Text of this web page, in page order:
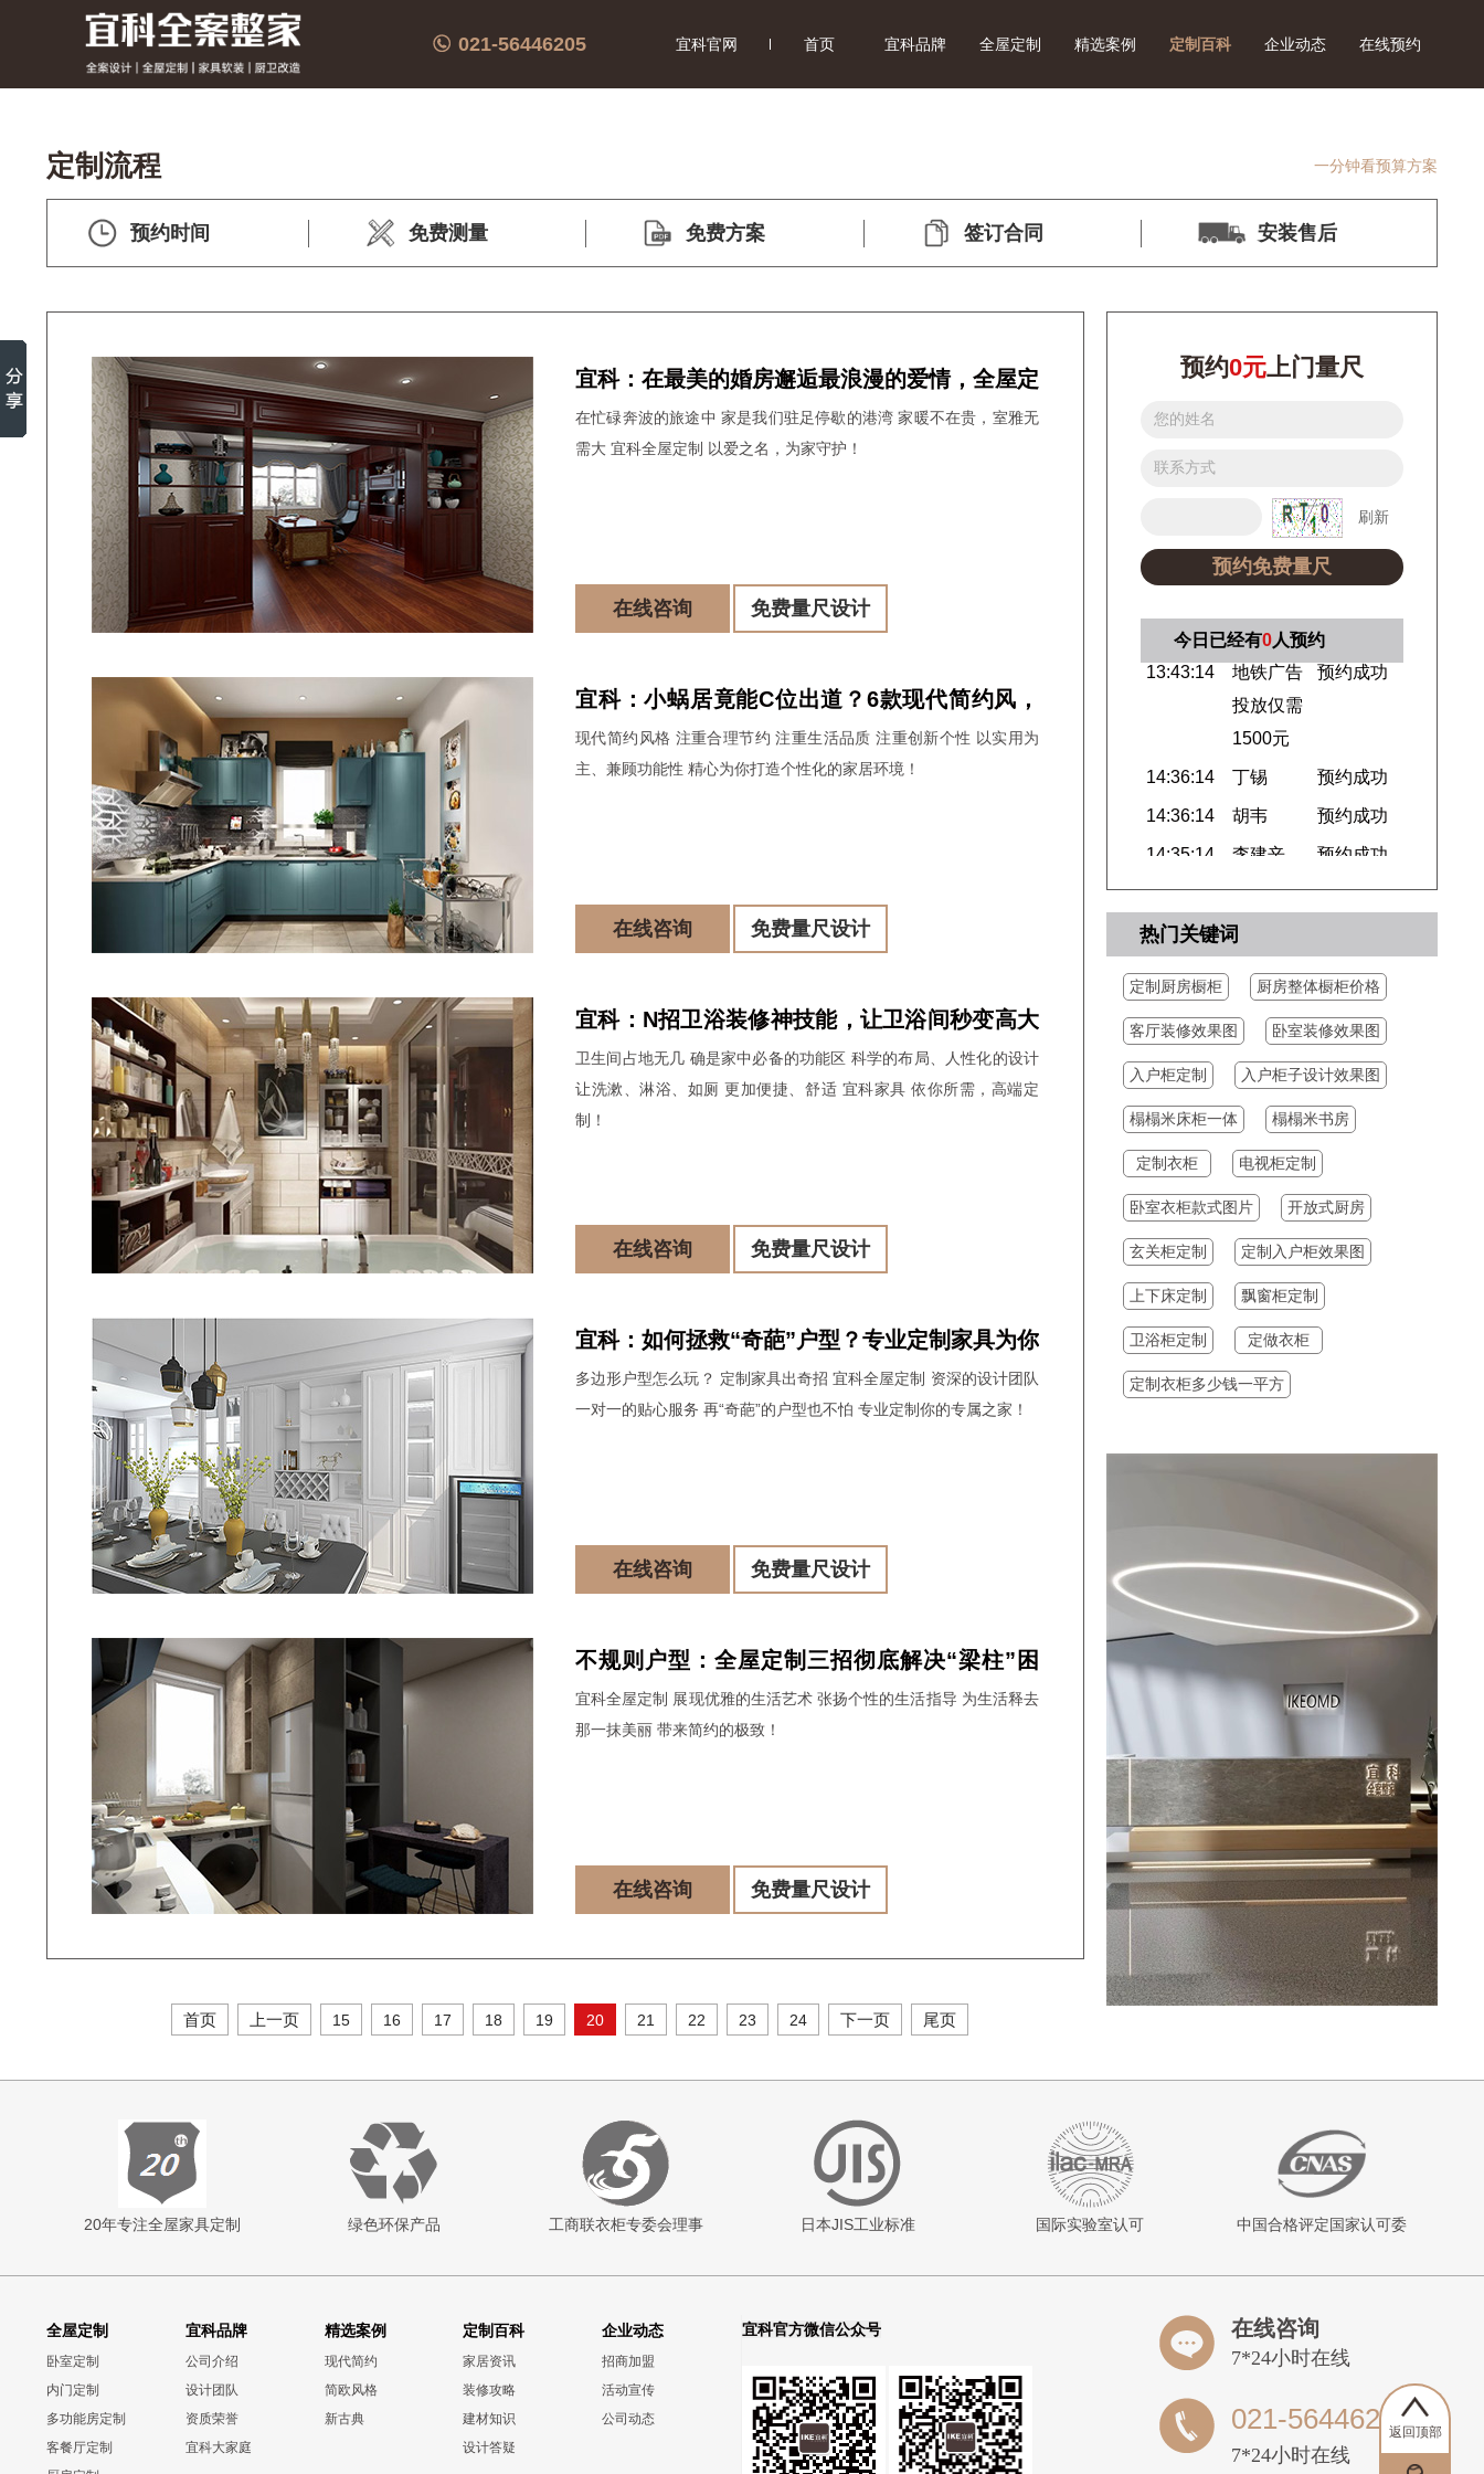
021-56446205 宜科官网 首页 宜科品牌 全屋定制 精选案例 定制百科 企业动态 在线预约
定制流程 一分钟看预算方案
预约时间 免费测量 免费方案 签订合同 安装售后
宜科：在最美的婚房邂逅最浪漫的爱情，全屋定
制让你把日子过成诗！
在忙碌奔波的旅途中 家是我们驻足停歇的港湾 家暖不在贵，室雅无
需大 宜科全屋定制 以爱之名，为家守护！
在线咨询 免费量尺设计
宜科：小蜗居竟能C位出道？6款现代简约风，
为你打造个性家居！
现代简约风格 注重合理节约 注重生活品质 注重创新个性 以实用为
主、兼顾功能性 精心为你打造个性化的家居环境！
在线咨询 免费量尺设计
宜科：N招卫浴装修神技能，让卫浴间秒变高大
上！
卫生间占地无几 确是家中必备的功能区 科学的布局、人性化的设计
让洗漱、淋浴、如厕 更加便捷、舒适 宜科家具 依你所需，高端定
制！
在线咨询 免费量尺设计
宜科：如何拯救“奇葩”户型？专业定制家具为你
打造个性方案！
多边形户型怎么玩？ 定制家具出奇招 宜科全屋定制 资深的设计团队
一对一的贴心服务 再“奇葩”的户型也不怕 专业定制你的专属之家！
在线咨询 免费量尺设计
不规则户型：全屋定制三招彻底解决“梁柱”困
扰！
宜科全屋定制 展现优雅的生活艺术 张扬个性的生活指导 为生活释去
那一抹美丽 带来简约的极致！
在线咨询 免费量尺设计
首页 上一页 15 16 17 18 19 20 21 22 23 24 下一页 尾页
预约0元上门量尺
刷新
预约免费量尺
今日已经有0人预约
13:43:14
地铁广告
投放仅需
1500元
预约成功
丁锡
14:36:14 胡韦 预约成功
14:35:14 李建辛 预约成功
14:32:19 郭涛 预约成功
15:04:12 先生 预约成功
15:03:12 杨
11:19:12 吕立新 预约成功
17:08:28 梁丙麟 预约成功
17:08:28 梁丙麟 预约成功
18:00:25 梁先生 预约成功
18:00:25 梁先生
17:59:25 梁丙麟 预约成功
17:59:25 梁丙麟 预约成功
17:53:23 候军 预约成功
17:47:23 王红 预约成功
17:45:23 梁丙麟
预约成功
预约成功
06:30:18 金忠完 预约成功
09:40:18
王女士 预约成功
14:18:19 孔维艺 预约成功
21:33:17 谷国永 预约成功
15:19:12 姜先生 预约成功
20:06:08 姜先生 预约成功
20:27:16 谷国永 预约成功
14:03:26 石 预约成功
聂先生 百
度加盟星
官方合作
预约成功
陶钧 预约成功
11:16:13 王 预约成功
11:16:13 王
00:48:09 宋欣滢 预约成功
预约成功
19:01:28 相女士 预约成功
陶先生 预约成功
热门关键词
定制厨房橱柜 厨房整体橱柜价格
客厅装修效果图 卧室装修效果图
入户柜定制 入户柜子设计效果图
榻榻米床柜一体 榻榻米书房
定制衣柜 电视柜定制
卧室衣柜款式图片 开放式厨房
玄关柜定制 定制入户柜效果图
上下床定制 飘窗柜定制
卫浴柜定制 定做衣柜
定制衣柜多少钱一平方
20年专注全屋家具定制 绿色环保产品 工商联衣柜专委会理事 日本JIS工业标准 国际实验室认可 中国合格评定国家认可委
全屋定制
卧室定制
内门定制
多功能房定制
客餐厅定制
宜科品牌
公司介绍
设计团队
资质荣誉
宜科大家庭
精选案例
现代简约
简欧风格
新古典
定制百科
家居资讯
装修攻略
建材知识
设计答疑
企业动态
招商加盟
活动宣传
公司动态
宜科官方微信公众号 在线咨询
7*24小时在线
021-56446205
7*24小时在线
返回顶部